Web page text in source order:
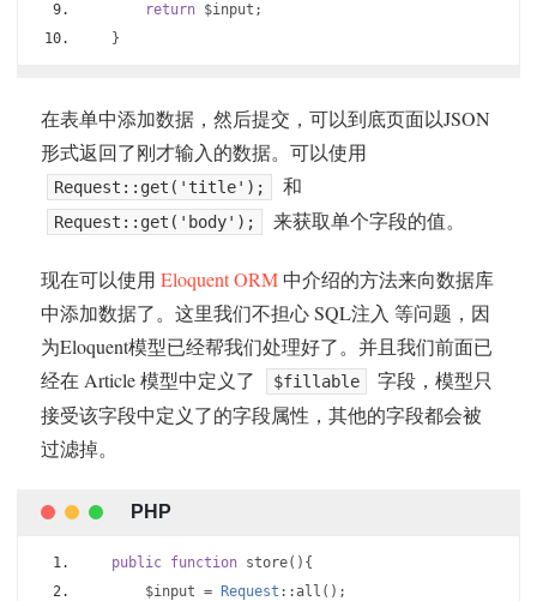
return $input ;
}
在表单中添加数据，然后提交，可以到底页面以JSON
形式返回了刚才输入的数据。可以使用
Request::get('title'); 和
Request::get('body'); 来获取单个字段的值。
现在可以使用 Eloquent ORM 中介绍的方法来向数据库
中添加数据了。这里我们不担心 SQL注入 等问题，因
为Eloquent模型已经帮我们处理好了。并且我们前面已
经在 Article 模型中定义了
$fillable
字段，模型只
接受该字段中定义了的字段属性，其他的字段都会被
过滤掉。
public function store(){
        $input
= Request ::all ();